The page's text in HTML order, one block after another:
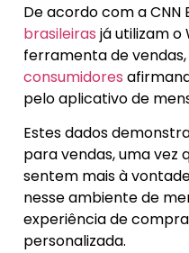
De acordo com a CNN
brasileiras já utilizam
ferramenta de
consumidores
pelo aplicativo de
Estes dados
para vendas, uma vez
sentem mais à
nesse ambiente de
experiência de
personalizada.